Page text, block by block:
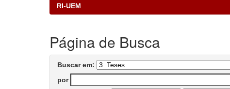
RI-UEM
Página de Busca
Buscar em:
por